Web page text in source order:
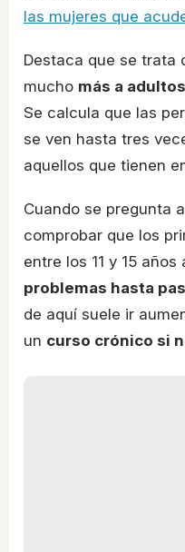
las mujeres que
Destaca que se trata
mucho más a
Se calcula que las
se ven hasta tres
aquellos que tienen
Cuando se pregunta
comprobar que los
entre los 11 y 15 años
problemas hasta
de aquí suele ir
un curso crónico si